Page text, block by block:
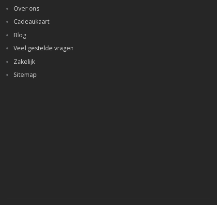
Over ons
Cadeaukaart
Blog
Veel gestelde vragen
Zakelijk
Sitemap